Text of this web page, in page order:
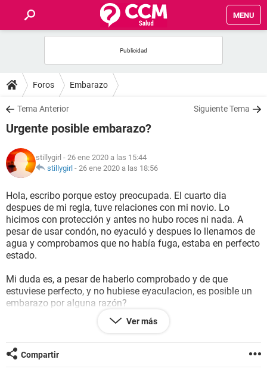
MENU
FOROS
SALUD
FAMILIA
NUTRICIÓN
BIENESTAR
SEXUALIDAD
GLOSARIO
Foros Embarazo
Tema Anterior Siguiente Tema
Urgente posible embarazo?
stillygirl - 26 ene 2020 a las 15:44
stillygirl - 26 ene 2020 a las 18:56
Hola, escribo porque estoy preocupada. El cuarto dia
despues de mi regla, tuve relaciones con mi novio. Lo
hicimos con protección y antes no hubo roces ni nada. A
pesar de usar condón, no eyaculó y despues lo llenamos de
agua y comprobamos que no había fuga, estaba en perfecto
estado.
Mi duda es, a pesar de haberlo comprobado y de que
estuviese perfecto, y no hubiese eyaculacion, es posible un
embarazo por alguna razón?
Estoy muy agobiada y desde ese dia me siento hinchada y
más hambre, aun faltan seis dias para mi periodo y me
causa ansiedad
Ver más
Compartir